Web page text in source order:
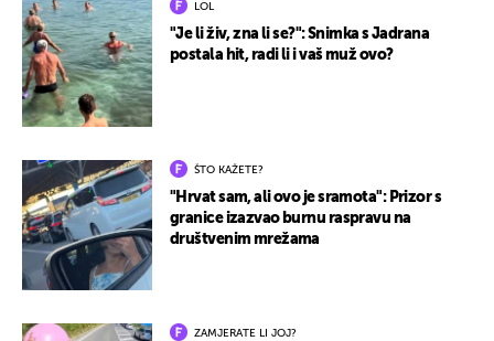
LOL
"Je li živ, zna li se?": Snimka s Jadrana
postala hit, radi li i vaš muž ovo?
ŠTO KAŽETE?
"Hrvat sam, ali ovo je sramota": Prizor s
granice izazvao burnu raspravu na
društvenim mrežama
ZAMJERATE LI JOJ?